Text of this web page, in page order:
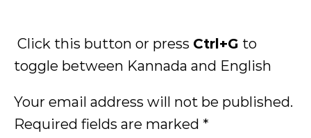
Click this button or press Ctrl+G to
toggle between Kannada and English
Your email address will not be published.
Required fields are marked *